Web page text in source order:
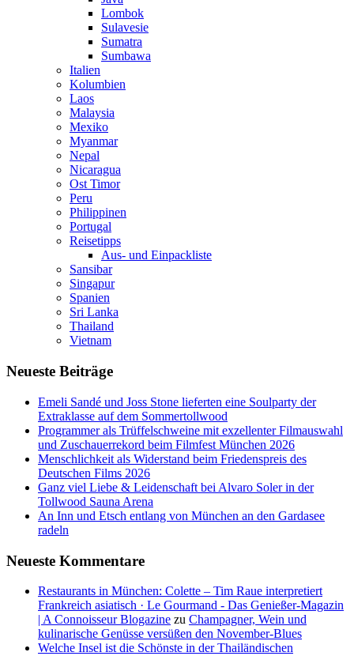
Lombok
Sulavesie
Sumatra
Sumbawa
Italien
Kolumbien
Laos
Malaysia
Mexiko
Myanmar
Nepal
Nicaragua
Ost Timor
Peru
Philippinen
Portugal
Reisetipps
Aus- und Einpackliste
Sansibar
Singapur
Spanien
Sri Lanka
Thailand
Vietnam
Neueste Beiträge
Emeli Sandé und Joss Stone lieferten eine Soulparty der
Extraklasse auf dem Sommertollwood
Programmer als Trüffelschweine mit exzellenter Filmauswahl
und Zuschauerrekord beim Filmfest München 2026
Menschlichkeit als Widerstand beim Friedenspreis des
Deutschen Films 2026
Ganz viel Liebe & Leidenschaft bei Alvaro Soler in der
Tollwood Sauna Arena
An Inn und Etsch entlang von München an den Gardasee
radeln
Neueste Kommentare
Restaurants in München: Colette – Tim Raue interpretiert
Frankreich asiatisch · Le Gourmand - Das Genießer-Magazin
| A Connoisseur Blogazine zu Champagner, Wein und
kulinarische Genüsse versüßen den November-Blues
Welche Insel ist die Schönste in der Thailändischen